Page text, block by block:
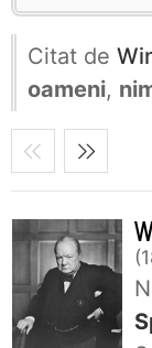
Citat de
oameni,